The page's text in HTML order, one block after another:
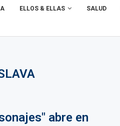
ELLOS & ELLAS SALUD
abre en